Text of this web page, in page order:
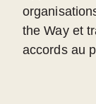
the Way et
accords au